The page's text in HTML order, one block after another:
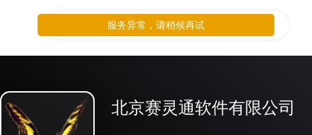
北京赛灵通软件有限公司
服务异常，请稍候再试